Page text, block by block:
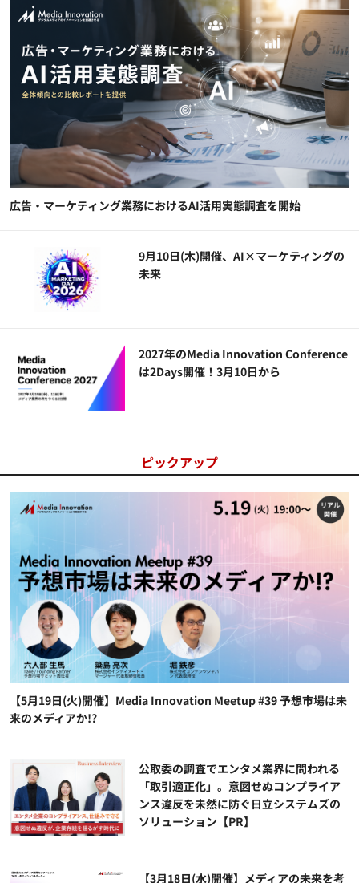
広告・マーケティング業務におけるAI活用実態調査を開始
9月10日(木)開催、AI×マーケティングの
未来
2027年のMedia Innovation Conference
は2Days開催！3月10日から
ピックアップ
【5月19日(火)開催】Media Innovation Meetup #39 予想市場は未
来のメディアか!?
公​​取委の調査でエンタメ業界に問われる
「取引適正化」。意図せぬコンプライア
ンス違反を未然に防ぐ日立システムズの
ソリューション​【PR】
【3月18日(水)開催】メディアの未来を考